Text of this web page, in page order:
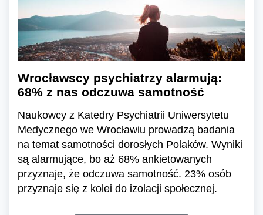
Wrocławscy psychiatrzy alarmują:
68% z nas odczuwa samotność
Naukowcy z Katedry Psychiatrii Uniwersytetu
Medycznego we Wrocławiu prowadzą badania
na temat samotności dorosłych Polaków. Wyniki
są alarmujące, bo aż 68% ankietowanych
przyznaje, że odczuwa samotność. 23% osób
przyznaje się z kolei do izolacji społecznej.